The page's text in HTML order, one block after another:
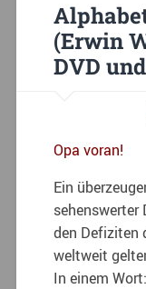
(Erwin
DVD
Opa voran!
Ein
den Defiziten
weltweit
In einem